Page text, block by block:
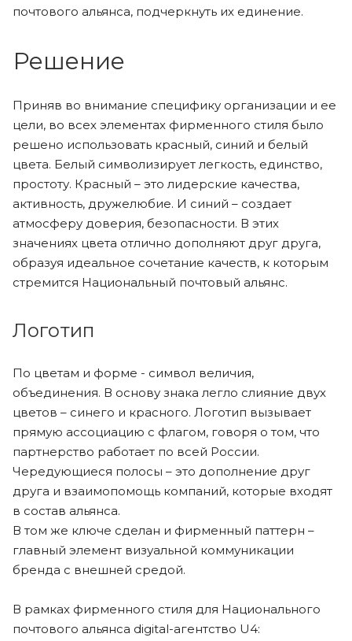
почтового альянса, подчеркнуть их единение.
Решение
Приняв во внимание специфику организации и ее
цели, во всех элементах фирменного стиля было
решено использовать красный, синий и белый
цвета. Белый символизирует легкость, единство,
простоту. Красный – это лидерские качества,
активность, дружелюбие. И синий – создает
атмосферу доверия, безопасности. В этих
значениях цвета отлично дополняют друг друга,
образуя идеальное сочетание качеств, к которым
стремится Национальный почтовый альянс.
Логотип
По цветам и форме - символ величия,
объединения. В основу знака легло слияние двух
цветов – синего и красного. Логотип вызывает
прямую ассоциацию с флагом, говоря о том, что
партнерство работает по всей России.
Чередующиеся полосы – это дополнение друг
друга и взаимопомощь компаний, которые входят
в состав альянса.
В том же ключе сделан и фирменный паттерн –
главный элемент визуальной коммуникации
бренда с внешней средой.
В рамках фирменного стиля для Национального
почтового альянса digital-агентство U4: